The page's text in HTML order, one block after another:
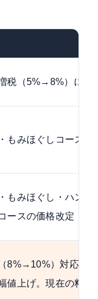
税（5%→8%）に伴
もみほぐしコースの
もみほぐし・ハンド
ースの価格改定
8%→10%）対応＋
値上げ。現在の料金